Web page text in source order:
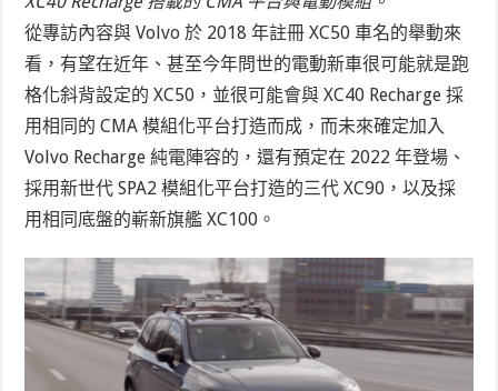
從專訪內容與 Volvo 於 2018 年註冊 XC50 車名的舉動來
看，有望在近年、甚至今年問世的電動新車很可能就是跑
格化斜背設定的 XC50，並很可能會與 XC40 Recharge 採
用相同的 CMA 模組化平台打造而成，而未來確定加入
Volvo Recharge 純電陣容的，還有預定在 2022 年登場、
採用新世代 SPA2 模組化平台打造的三代 XC90，以及採
用相同底盤的嶄新旗艦 XC100。